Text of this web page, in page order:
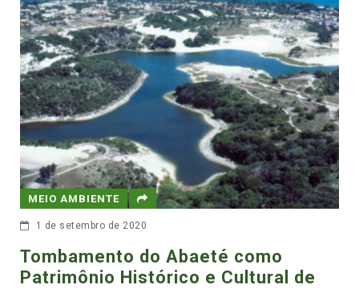
2020
do Abaeté como
Histórico e Cultural de
DIREITOS
6 de junho de 2022
Por um